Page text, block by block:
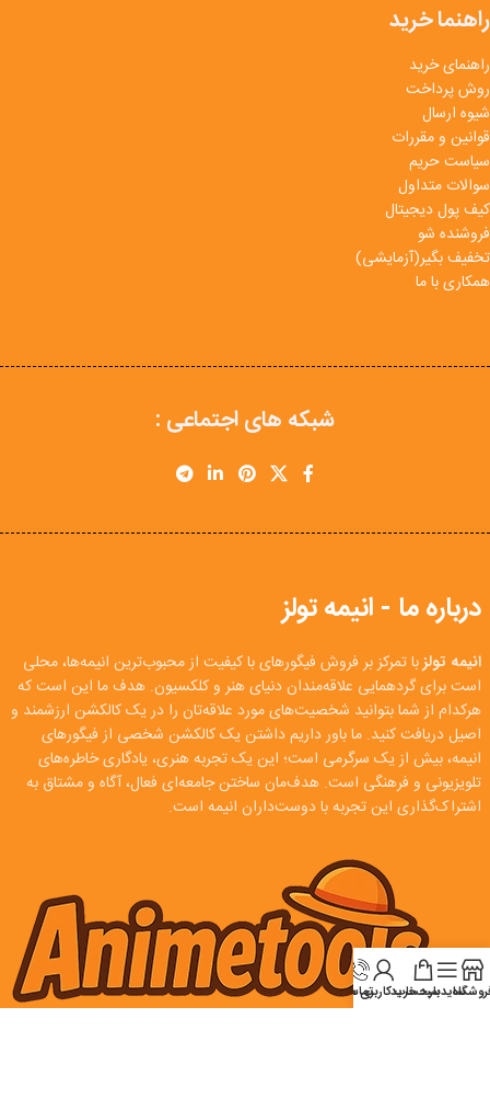
راهنما خرید
راهنمای خرید
روش پرداخت
شیوه ارسال
قوانین و مقررات
سیاست حریم
سوالات متداول
کیف پول دیجیتال
فروشنده شو
تخفیف بگیر(آزمایشی)
همکاری با ما
شبکه های اجتماعی :
درباره ما - انیمه تولز
انیمه تولزبا تمرکز بر فروش فیگورهای با کیفیت از محبوب‌ترین انیمه‌ها، محلی
است برای گردهمایی علاقه‌مندان دنیای هنر و کلکسیون. هدف ما این است که
هرکدام از شما بتوانید شخصیت‌های مورد علاقه‌تان را در یک کالکشن ارزشمند و
اصیل دریافت کنید. ما باور داریم داشتن یک کالکشن شخصی از فیگورهای
انیمه، بیش از یک سرگرمی است؛ این یک تجربه هنری، یادگاری خاطره‌های
تلویزیونی و فرهنگی است. هدف‌مان ساختن جامعه‌ای فعال، آگاه و مشتاق به
اشتراک‌گذاری این تجربه با دوست‌داران انیمه است.
سایدبارسبد خرید
حساب کاربری من
تماس